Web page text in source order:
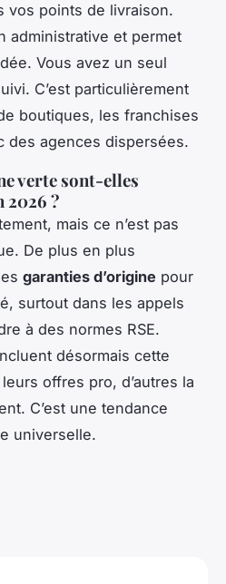
vos points de livraison.
administrative et permet
Vous avez un seul
C’est particulièrement
boutiques, les franchises
des agences dispersées.
verte sont-elles
2026 ?
mais ce n’est pas
De plus en plus
garanties d’origine pour
surtout dans les appels
à des normes RSE.
désormais cette
offres pro, d’autres la
C’est une tendance
universelle.